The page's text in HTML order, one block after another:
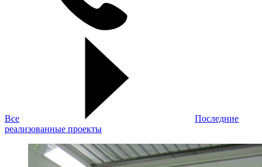
Все
Последние
реализованные проекты